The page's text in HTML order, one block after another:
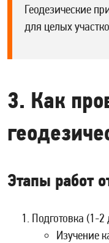
Геодезические
для целых
3. Как
Этапы работ
Подготовка (1-2
Изучение